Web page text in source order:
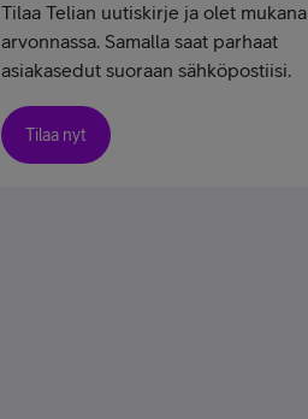
Tilaa Telian uutiskirje ja olet mukana
arvonnassa. Samalla saat parhaat
asiakasedut suoraan sähköpostiisi.
Tilaa nyt